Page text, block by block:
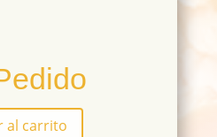
al carrito